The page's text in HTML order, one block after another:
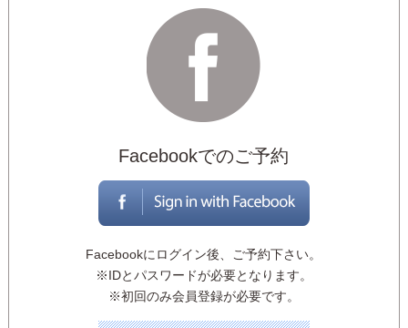
Facebookでのご予約
Facebookにログイン後、ご予約下さい。
※IDとパスワードが必要となります。
※初回のみ会員登録が必要です。